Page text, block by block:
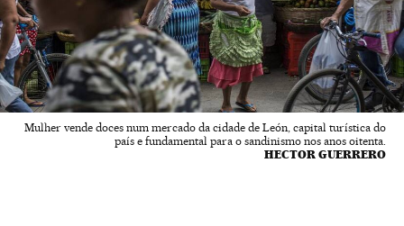
Mulher vende doces num mercado da cidade de León, capital turística do
país e fundamental para o sandinismo nos anos oitenta.
HECTOR GUERRERO